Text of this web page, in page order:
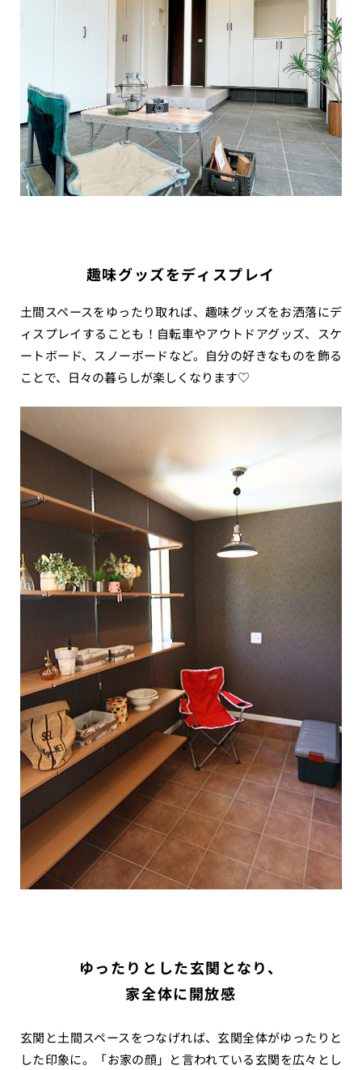
趣味グッズをディスプレイ
土間スペースをゆったり取れば、趣味グッズをお洒落にデ
ィスプレイすることも！自転車やアウトドアグッズ、スケ
ートボード、スノーボードなど。自分の好きなものを飾る
ことで、日々の暮らしが楽しくなります♡
ゆったりとした玄関となり、
家全体に開放感
玄関と土間スペースをつなげれば、玄関全体がゆったりと
した印象に。「お家の顔」と言われている玄関を広々とし